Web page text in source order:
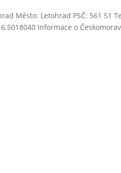
Město: Letohrad PSČ: 561 51
Informace o